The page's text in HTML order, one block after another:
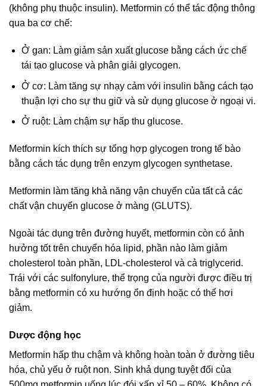
(không phụ thuộc insulin). Metformin có thể tác động thông
qua ba cơ chế:
Ở gan: Làm giảm sản xuất glucose bằng cách ức chế
tái tạo glucose và phân giải glycogen.
Ở cơ: Làm tăng sự nhạy cảm với insulin bằng cách tạo
thuận lợi cho sự thu giữ và sử dụng glucose ở ngoại vi.
Ở ruột: Làm chậm sự hấp thu glucose.
Metformin kích thích sự tổng hợp glycogen trong tế bào
bằng cách tác dụng trên enzym glycogen synthetase.
Metformin làm tăng khả năng vận chuyển của tất cả các
chất vận chuyển glucose ở màng (GLUTS).
Ngoài tác dụng trên đường huyết, metformin còn có ảnh
hưởng tốt trên chuyển hóa lipid, phần nào làm giảm
cholesterol toàn phần, LDL-cholesterol và cả triglycerid.
Trái với các sulfonylure, thể trọng của người được điều trị
bằng metformin có xu hướng ổn định hoặc có thể hơi
giảm.
Dược động học
Metformin hấp thu chậm và không hoàn toàn ở đường tiêu
hóa, chủ yếu ở ruột non. Sinh khả dụng tuyệt đối của